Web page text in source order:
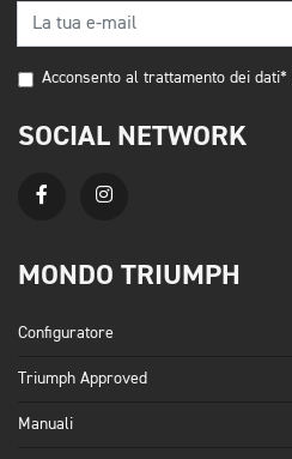
Acconsento al trattamento dei dati*
SOCIAL NETWORK
MONDO TRIUMPH
Configuratore
Triumph Approved
Manuali